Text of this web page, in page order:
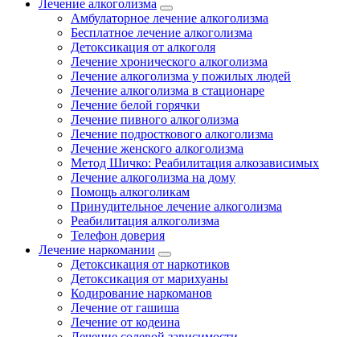
Лечение алкоголизма
Амбулаторное лечение алкоголизма
Бесплатное лечение алкоголизма
Детоксикация от алкоголя
Лечение хронического алкоголизма
Лечение алкоголизма у пожилых людей
Лечение алкоголизма в стационаре
Лечение белой горячки
Лечение пивного алкоголизма
Лечение подросткового алкоголизма
Лечение женского алкоголизма
Метод Шичко: Реабилитация алкозависимых
Лечение алкоголизма на дому
Помощь алкоголикам
Принудительное лечение алкоголизма
Реабилитация алкоголизма
Телефон доверия
Лечение наркомании
Детоксикация от наркотиков
Детоксикация от марихуаны
Кодирование наркоманов
Лечение от гашиша
Лечение от кодеина